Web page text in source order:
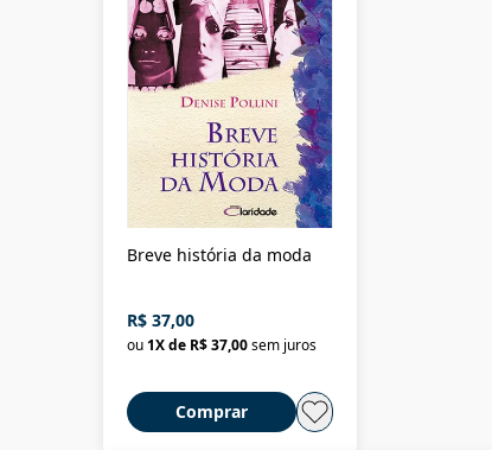
Breve história da moda
R$ 37,00
ou1X de R$ 37,00sem juros
Comprar